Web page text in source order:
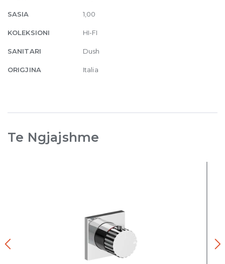
SASIA 1,00
KOLEKSIONI HI-FI
SANITARI Dush
ORIGJINA Italia
Te Ngjajshme